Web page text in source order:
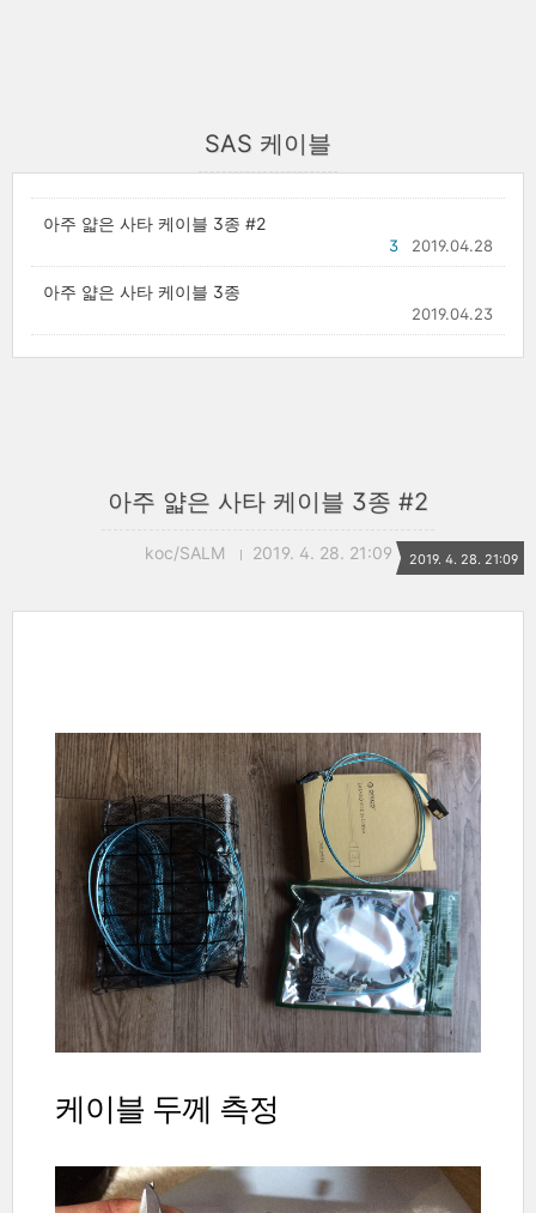
SAS 케이블
아주 얇은 사타 케이블 3종 #2
2019.04.28
3
아주 얇은 사타 케이블 3종
2019.04.23
아주 얇은 사타 케이블 3종 #2
koc/SALM 2019. 4. 28. 21:09 2019. 4. 28. 21:09
케이블 두께 측정